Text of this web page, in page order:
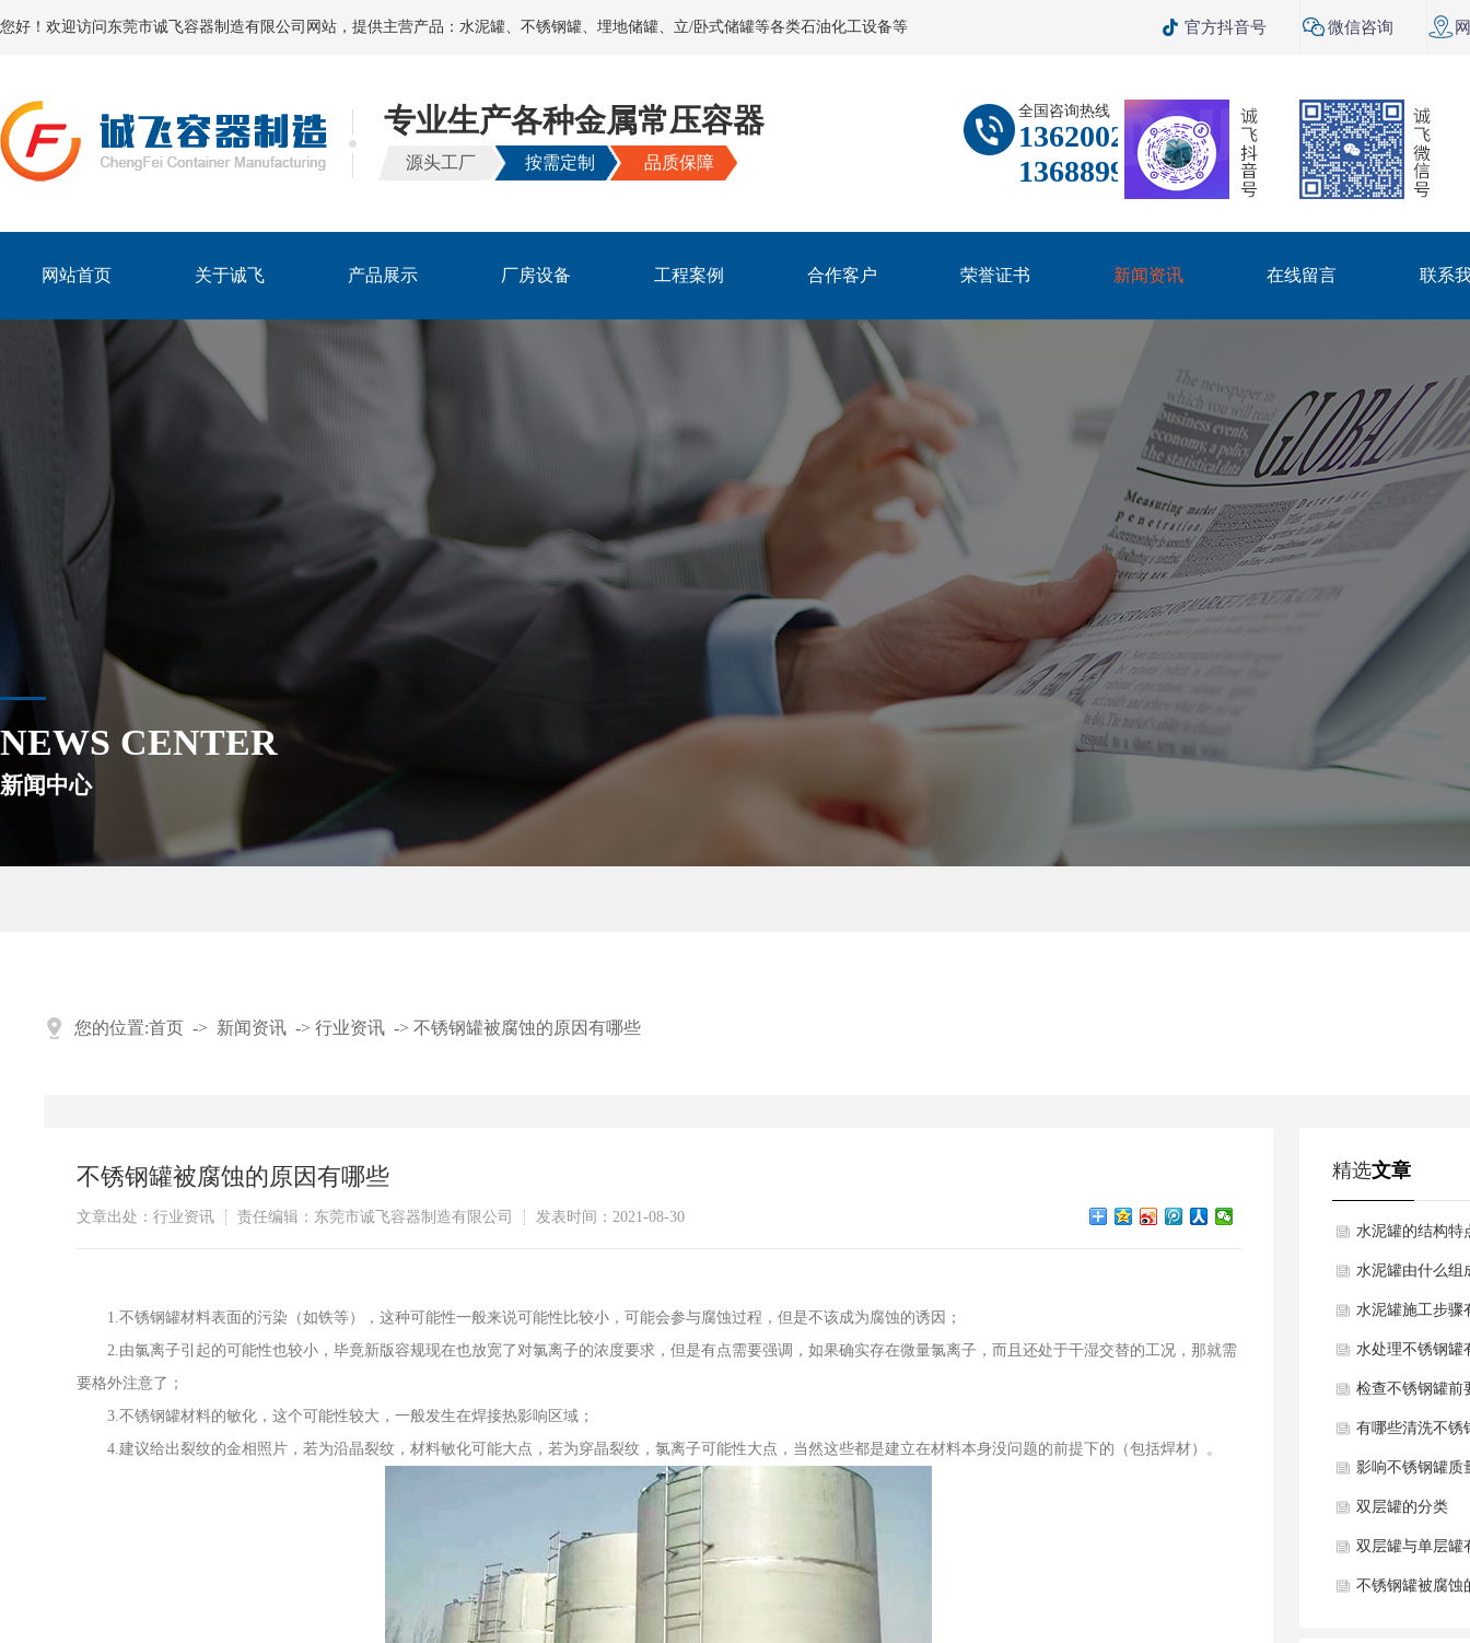
您好！欢迎访问东莞市诚飞容器制造有限公司网站，提供主营产品：水泥罐、不锈钢罐、埋地储罐、立/卧式储罐等各类石油化工设备等  官方抖音号 微信咨询 
专业生产各种金属常压容器
源头工厂 按需定制 品质保障
全国咨询热线
13620021303
13688999095
网站首页 关于诚飞 产品展示 厂房设备 工程案例 合作客户 荣誉证书 新闻资讯 在线留言 联系
NEWS CENTER
新闻中心
您的位置:首页 -> 新闻资讯 ->行业资讯 ->不锈钢罐被腐蚀的原因有哪些
不锈钢罐被腐蚀的原因有哪些
文章出处：行业资讯 责任编辑：东莞市诚飞容器制造有限公司 发表时间：2021-08-30
1.不锈钢罐材料表面的污染（如铁等），这种可能性一般来说可能性比较小，可能会参与腐蚀过程，但是不该成为腐蚀的诱因；
2.由氯离子引起的可能性也较小，毕竟新版容规现在也放宽了对氯离子的浓度要求，但是有点需要强调，如果确实存在微量氯离子，而且还处于干湿交替的工况，那就需
要格外注意了；
3.不锈钢罐材料的敏化，这个可能性较大，一般发生在焊接热影响区域；
4.建议给出裂纹的金相照片，若为沿晶裂纹，材料敏化可能大点，若为穿晶裂纹，氯离子可能性大点，当然这些都是建立在材料本身没问题的前提下的（包括焊材）。
精选文章
水泥罐的结构特
水泥罐由什么组
水泥罐施工步骤
水处理不锈钢罐
检查不锈钢罐前
有哪些清洗不锈
影响不锈钢罐质
双层罐的分类
双层罐与单层罐
不锈钢罐被腐蚀